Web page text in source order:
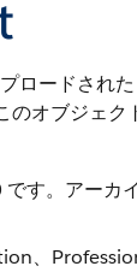
ロードされ
オブジェク
す。アーカ
、